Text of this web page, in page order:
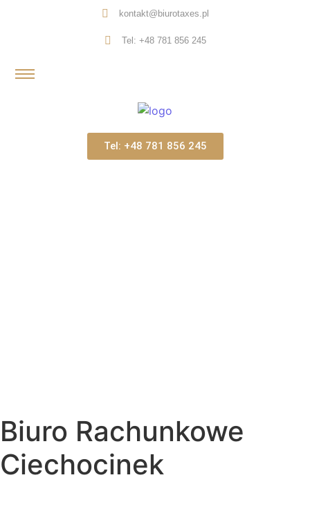
kontakt@biurotaxes.pl
Tel: +48 781 856 245
Tel: +48 781 856 245
Biuro Rachunkowe
Ciechocinek